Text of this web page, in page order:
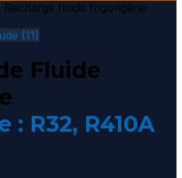
Recharge fluide frigorigène
(11)
Fluide
: R32, R410A